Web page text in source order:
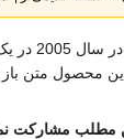
محصول متن باز
مطلب مشارکت